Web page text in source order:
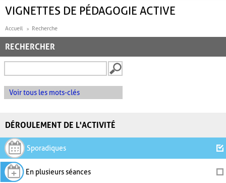
VIGNETTES DE PÉDAGOGIE ACTIVE
Accueil Recherche
RECHERCHER
Voir tous les mots-clés
DÉROULEMENT DE L'ACTIVITÉ
Sporadiques
En plusieurs séances